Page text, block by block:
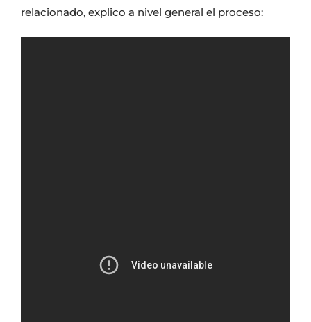
relacionado, explico a nivel general el proceso: